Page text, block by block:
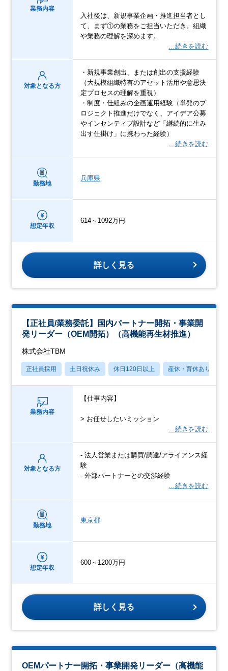
業務内容
入社後は、新規事業企画・推進担当者とし
て、まず①の業務をご担当いただき、組織
や業務の理解を深めます。
…続きを読む
対象となる方
・新規事業創出、または創出の支援経験
（大規模組織特有のアセット活用や意思決
定プロセスの理解を重視）
・制度・仕組みの企画運用経験（単発のプ
ロジェクト推進だけでなく、アイデア公募
やインセンティブ設計など「継続的に生み
出す仕掛け」に携わった経験）
…続きを読む
勤務地
兵庫県
想定年収
614～1092万円
詳しく見る
【正社員/業務委託】国内パートナー開拓・事業開
発リーダー（OEM開拓）（高機能再生材推進）
株式会社TBM
正社員採用 土日祝休み 休日120日以上 産休・育休あり
業務内容
【仕事内容】
> お任せしたいミッション
…続きを読む
対象となる方
- 法人営業または購買/調達/アライアンス経
験
- 外部パートナーとの交渉経験
…続きを読む
勤務地
東京都
想定年収
600～1200万円
詳しく見る
OEMパートナー開拓・事業開発リーダー（高機能